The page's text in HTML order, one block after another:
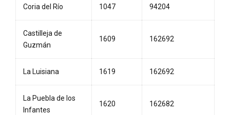
Coria del Río 1047 94204
Castilleja de
Guzmán
1609 162692
La Luisiana 1619 162692
La Puebla de los
Infantes
1620 162682